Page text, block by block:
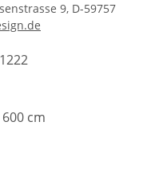
9, D-59757
cm